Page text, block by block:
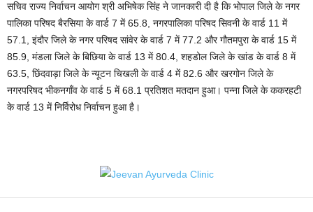
सचिव राज्य निर्वाचन आयोग श्री अभिषेक सिंह ने जानकारी दी है कि भोपाल जिले के नगर
पालिका परिषद बैरसिया के वार्ड 7 में 65.8, नगरपालिका परिषद सिवनी के वार्ड 11 में
57.1, इंदौर जिले के नगर परिषद सांवेर के वार्ड 7 में 77.2 और गौतमपुरा के वार्ड 15 में
85.9, मंडला जिले के बिछिया के वार्ड 13 में 80.4, शहडोल जिले के खांड के वार्ड 8 में
63.5, छिंदवाड़ा जिले के न्यूटन चिखली के वार्ड 4 में 82.6 और खरगोन जिले के
नगरपरिषद भीकनगाँव के वार्ड 5 में 68.1 प्रतिशत मतदान हुआ। पन्ना जिले के ककरहटी
के वार्ड 13 में निर्विरोध निर्वाचन हुआ है।